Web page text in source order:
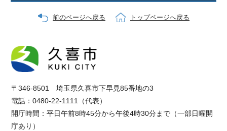
前のページへ戻る トップページへ戻る
〒346-8501 埼玉県久喜市下早見85番地の3
電話：0480-22-1111（代表）
開庁時間：平日午前8時45分から午後4時30分まで（一部日曜開
庁あり）